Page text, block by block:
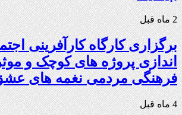
2 ماه قبل
برگزاری کارگاه کارآفرینی
اندازی پروژه های کوچک و
فرهنگی مردمی نغمه های
4 ماه قبل